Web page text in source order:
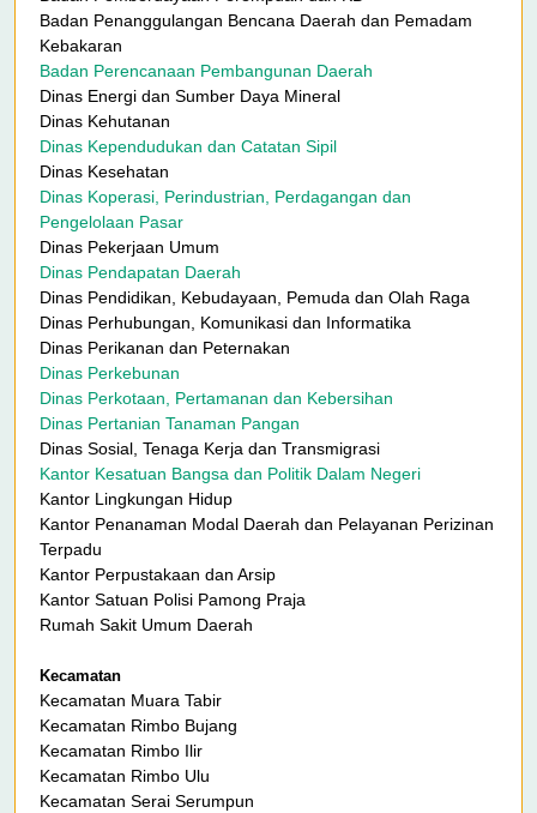
Badan Penanggulangan Bencana Daerah dan Pemadam
Kebakaran
Badan Perencanaan Pembangunan Daerah
Dinas Energi dan Sumber Daya Mineral
Dinas Kehutanan
Dinas Kependudukan dan Catatan Sipil
Dinas Kesehatan
Dinas Koperasi, Perindustrian, Perdagangan dan
Pengelolaan Pasar
Dinas Pekerjaan Umum
Dinas Pendapatan Daerah
Dinas Pendidikan, Kebudayaan, Pemuda dan Olah Raga
Dinas Perhubungan, Komunikasi dan Informatika
Dinas Perikanan dan Peternakan
Dinas Perkebunan
Dinas Perkotaan, Pertamanan dan Kebersihan
Dinas Pertanian Tanaman Pangan
Dinas Sosial, Tenaga Kerja dan Transmigrasi
Kantor Kesatuan Bangsa dan Politik Dalam Negeri
Kantor Lingkungan Hidup
Kantor Penanaman Modal Daerah dan Pelayanan Perizinan
Terpadu
Kantor Perpustakaan dan Arsip
Kantor Satuan Polisi Pamong Praja
Rumah Sakit Umum Daerah
Kecamatan
Kecamatan Muara Tabir
Kecamatan Rimbo Bujang
Kecamatan Rimbo Ilir
Kecamatan Rimbo Ulu
Kecamatan Serai Serumpun